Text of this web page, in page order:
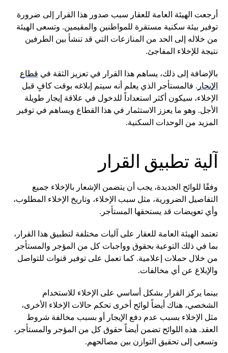
أرجعت الهيئة العامة للعقار سبب صدور هذا القرار إلى ضرورة
توفير بيئة سكنية مستقرة للمواطنين والمقيمين. وتسعى الهيئة
من خلاله إلى الحد من المنازعات التي قد تنشأ بين الطرفين
نتيجة للإخلاء المفاجئ.
بالإضافة إلى ذلك، يساهم هذا القرار في تعزيز الثقة في قطاع
الإيجار . فالمستأجر الذي يعلم أنه سيتم إبلاغه بوقت كافٍ قبل
الإخلاء، سيكون أكثر استعداداً للدخول في علاقة إيجار طويلة
الأجل. وهو ما يعزز الاستثمار في هذا القطاع ويساهم في توفير
المزيد من الوحدات السكنية.
آلية تطبيق القرار
وفقًا للوائح الجديدة، يجب أن يتضمن الإشعار بالإخلاء جميع
التفاصيل الضرورية، مثل سبب الإخلاء، وتاريخ الإخلاء المطلوب،
وأي تعويضات قد يستحقها المستأجر.
تعتمد الهيئة العامة للعقار على آليات مختلفة لتطبيق هذا القرار،
بما في ذلك التوعية بحقوق وواجبات كل من المؤجر والمستأجر
من خلال حملات إعلامية. كما تعمل على توفير قنوات للتواصل
والإبلاغ عن أي مخالفات.
بينما يركز القرار بشكل أساسي على الإخلاء للاستخدام
الشخصي، هناك أيضاً لوائح أخرى تحكم حالات الإخلاء الأخرى،
مثل الإخلاء بسبب عدم دفع الإيجار أو بسبب مخالفة شروط
العقد. هذه اللوائح تضمن أيضاً حقوق كل من المؤجر والمستأجر،
وتسعى إلى تحقيق التوازن بين مصالحهم.